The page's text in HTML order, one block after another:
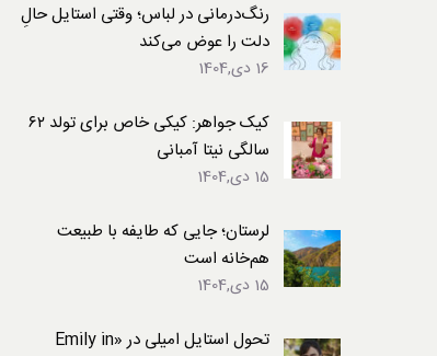
رنگ‌درمانی در لباس؛ وقتی استایل حالِ
دلت را عوض می‌کند
16 دی,1404
کیک جواهر: کیکی خاص برای تولد ۶۲
سالگی نیتا آمبانی
15 دی,1404
لرستان؛ جایی که طایفه با طبیعت
هم‌خانه است
15 دی,1404
تحول استایل امیلی در «Emily in